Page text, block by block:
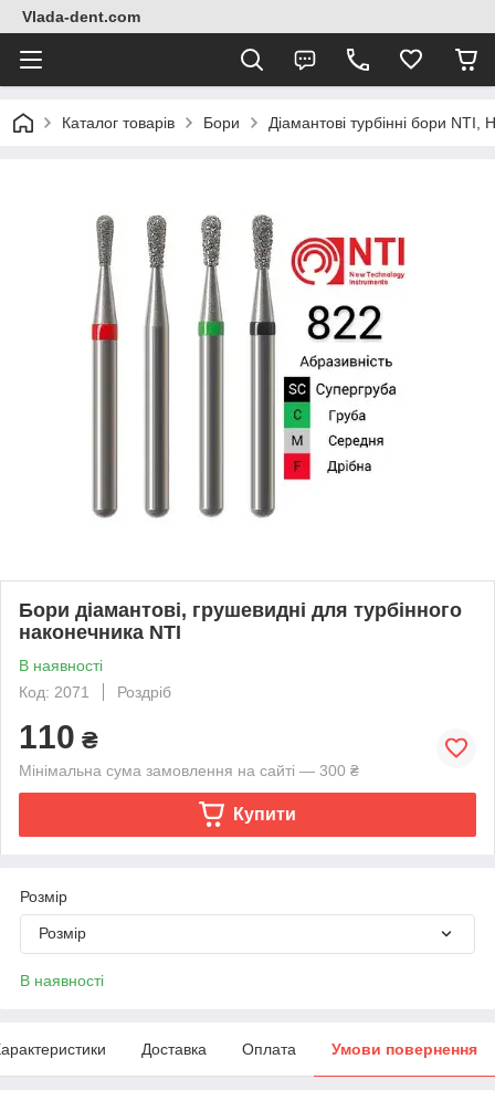
Vlada-dent.com
Каталог товарів Бори Діамантові турбінні бори NTI,
Бори діамантові, грушевидні для турбінного
наконечника NTI
В наявності
Код: 2071
Роздріб
110 ₴
Мінімальна сума замовлення на сайті — 300 ₴
Купити
Розмір
Розмір
В наявності
Доставка Оплата Умови повернення